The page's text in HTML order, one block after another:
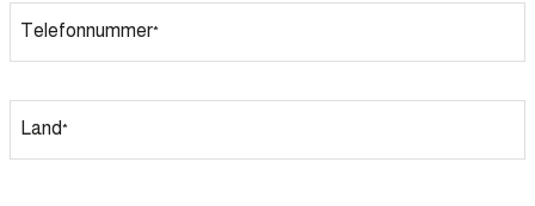
Telefonnummer*
Land*